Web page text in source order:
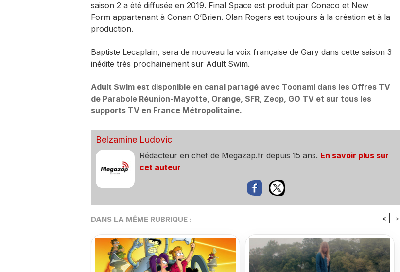
saison 2 a été diffusée en 2019. Final Space est produit par Conaco et New
Form appartenant à Conan O’Brien. Olan Rogers est toujours à la création et à la
production.
Baptiste Lecaplain, sera de nouveau la voix française de Gary dans cette saison 3
inédite très prochainement sur Adult Swim.
Adult Swim est disponible en canal partagé avec Toonami dans les Offres TV
de Parabole Réunion-Mayotte, Orange, SFR, Zeop, GO TV et sur tous les
supports TV en France Métropolitaine.
Belzamine Ludovic
Rédacteur en chef de Megazap.fr depuis 15 ans. En savoir plus sur
cet auteur
DANS LA MÊME RUBRIQUE : < >